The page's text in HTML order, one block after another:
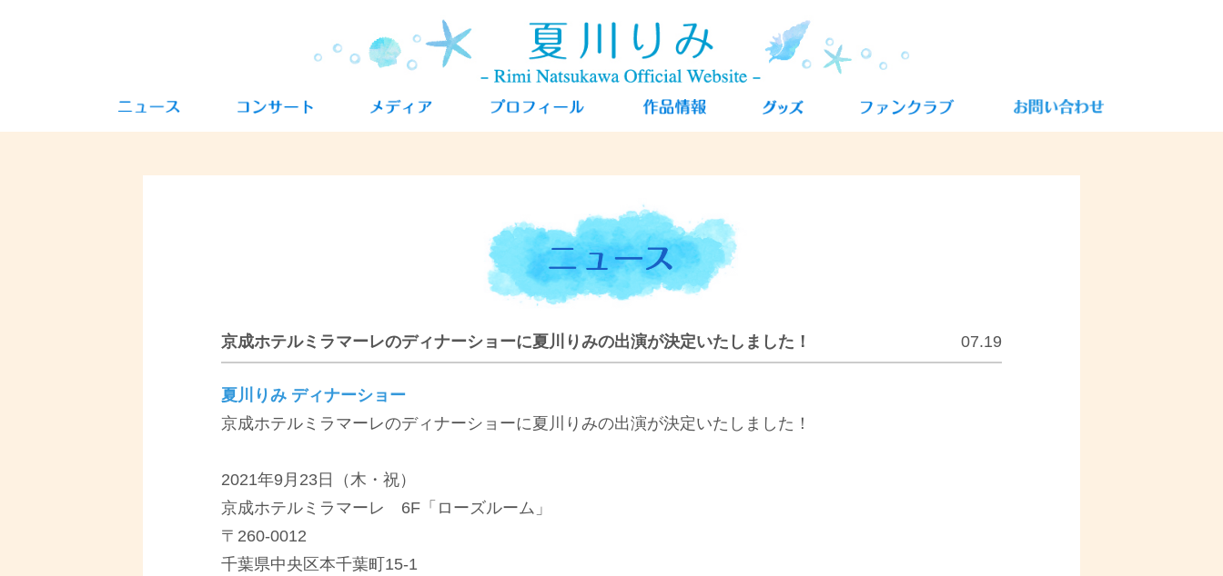
京成ホテルミラマーレのディナーショーに夏川りみの出演が決定いたしました！ 07.19
夏川りみ ディナーショー
京成ホテルミラマーレのディナーショーに夏川りみの出演が決定いたしました！
2021年9月23日（木・祝）
京成ホテルミラマーレ 6F「ローズルーム」
〒260-0012
千葉県中央区本千葉町15-1